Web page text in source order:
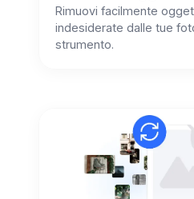
Rimuovi facilmente
indesiderate dalle tue
strumento.